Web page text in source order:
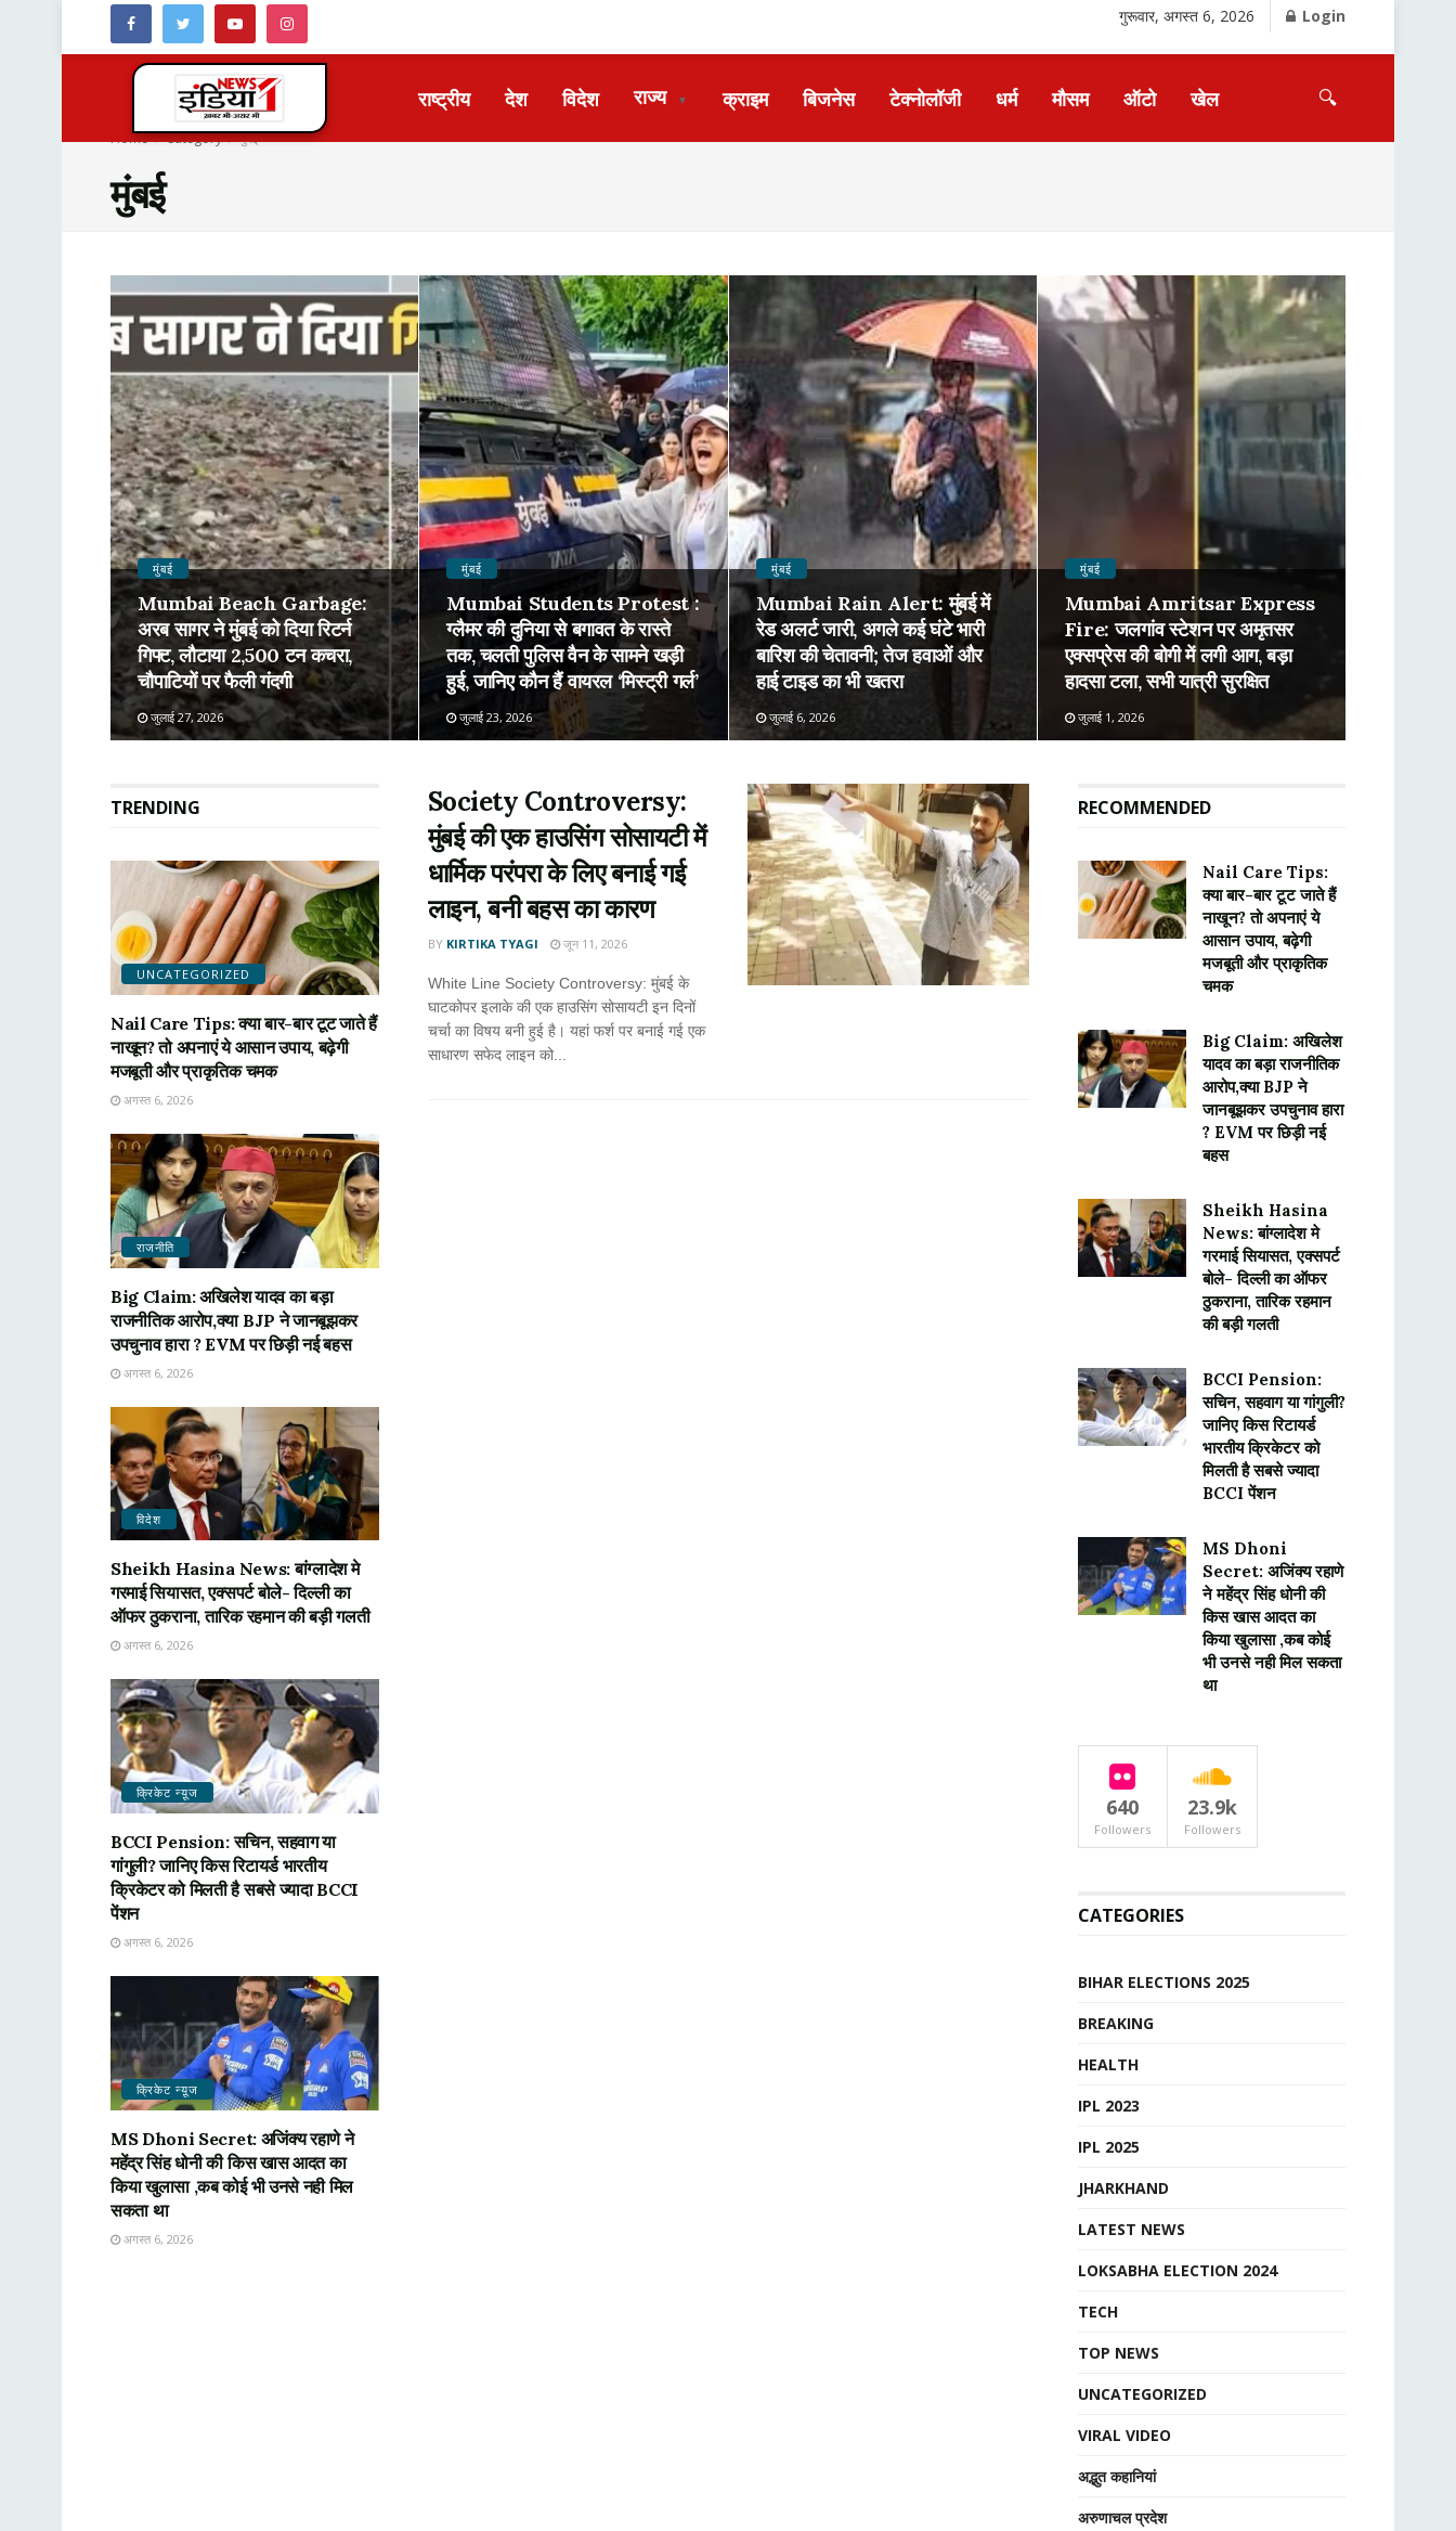
गुरूवार, अगस्त 6, 2026 Login
राष्ट्रीय देश विदेश राज्य ▼ क्राइम बिजनेस टेक्नोलॉजी धर्म मौसम ऑटो खेल 🔍
Home Category मुंबई
मुंबई
मुंबई
Mumbai Beach Garbage:
अरब सागर ने मुंबई को दिया रिटर्न
गिफ्ट, लौटाया 2,500 टन कचरा,
चौपाटियों पर फैली गंदगी
जुलाई 27, 2026
मुंबई
Mumbai Students Protest :
ग्लैमर की दुनिया से बगावत के रास्ते
तक, चलती पुलिस वैन के सामने खड़ी
हुई, जानिए कौन हैं वायरल ‘मिस्ट्री गर्ल’
जुलाई 23, 2026
मुंबई
Mumbai Rain Alert: मुंबई में
रेड अलर्ट जारी, अगले कई घंटे भारी
बारिश की चेतावनी; तेज हवाओं और
हाई टाइड का भी खतरा
जुलाई 6, 2026
मुंबई
Mumbai Amritsar Express
Fire: जलगांव स्टेशन पर अमृतसर
एक्सप्रेस की बोगी में लगी आग, बड़ा
हादसा टला, सभी यात्री सुरक्षित
जुलाई 1, 2026
Society Controversy:
मुंबई की एक हाउसिंग सोसायटी में
धार्मिक परंपरा के लिए बनाई गई
लाइन, बनी बहस का कारण
BY KIRTIKA TYAGI जून 11, 2026
White Line Society Controversy: मुंबई के
घाटकोपर इलाके की एक हाउसिंग सोसायटी इन दिनों
चर्चा का विषय बनी हुई है। यहां फर्श पर बनाई गई एक
साधारण सफेद लाइन को...
TRENDING
UNCATEGORIZED
Nail Care Tips: क्या बार-बार टूट जाते हैं
नाखून? तो अपनाएं ये आसान उपाय, बढ़ेगी
मजबूती और प्राकृतिक चमक
अगस्त 6, 2026
राजनीति
Big Claim: अखिलेश यादव का बड़ा
राजनीतिक आरोप,क्या BJP ने जानबूझकर
उपचुनाव हारा ? EVM पर छिड़ी नई बहस
अगस्त 6, 2026
विदेश
Sheikh Hasina News: बांग्लादेश मे
गरमाई सियासत, एक्सपर्ट बोले- दिल्ली का
ऑफर ठुकराना, तारिक रहमान की बड़ी गलती
अगस्त 6, 2026
क्रिकेट न्यू़ज
BCCI Pension: सचिन, सहवाग या
गांगुली? जानिए किस रिटायर्ड भारतीय
क्रिकेटर को मिलती है सबसे ज्यादा BCCI
पेंशन
अगस्त 6, 2026
क्रिकेट न्यू़ज
MS Dhoni Secret: अजिंक्य रहाणे ने
महेंद्र सिंह धोनी की किस खास आदत का
किया खुलासा ,कब कोई भी उनसे नही मिल
सकता था
अगस्त 6, 2026
RECOMMENDED
Nail Care Tips:
क्या बार-बार टूट जाते हैं
नाखून? तो अपनाएं ये
आसान उपाय, बढ़ेगी
मजबूती और प्राकृतिक
चमक
Big Claim: अखिलेश
यादव का बड़ा राजनीतिक
आरोप,क्या BJP ने
जानबूझकर उपचुनाव हारा
? EVM पर छिड़ी नई
बहस
Sheikh Hasina
News: बांग्लादेश मे
गरमाई सियासत, एक्सपर्ट
बोले- दिल्ली का ऑफर
ठुकराना, तारिक रहमान
की बड़ी गलती
BCCI Pension:
सचिन, सहवाग या गांगुली?
जानिए किस रिटायर्ड
भारतीय क्रिकेटर को
मिलती है सबसे ज्यादा
BCCI पेंशन
MS Dhoni
Secret: अजिंक्य रहाणे
ने महेंद्र सिंह धोनी की
किस खास आदत का
किया खुलासा ,कब कोई
भी उनसे नही मिल सकता
था
640
Followers
23.9k
Followers
CATEGORIES
BIHAR ELECTIONS 2025
BREAKING
HEALTH
IPL 2023
IPL 2025
JHARKHAND
LATEST NEWS
LOKSABHA ELECTION 2024
TECH
TOP NEWS
UNCATEGORIZED
VIRAL VIDEO
अद्भुत कहानियां
अरुणाचल प्रदेश